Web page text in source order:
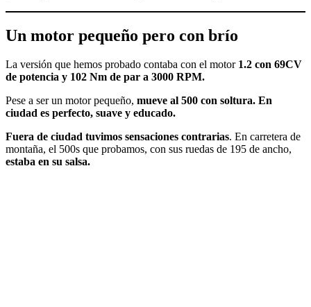
Un motor pequeño pero con brío
La versión que hemos probado contaba con el motor 1.2 con 69CV
de potencia y 102 Nm de par a 3000 RPM.
Pese a ser un motor pequeño, mueve al 500 con soltura. En
ciudad es perfecto, suave y educado.
Fuera de ciudad tuvimos sensaciones contrarias. En carretera de
montaña, el 500s que probamos, con sus ruedas de 195 de ancho,
estaba en su salsa.